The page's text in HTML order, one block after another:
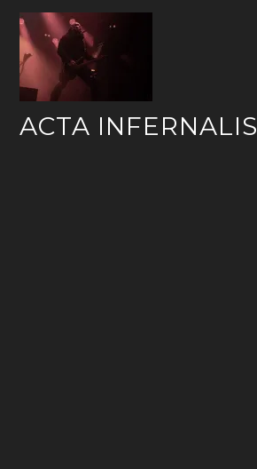
Skip
content
ACTA INFERNALIS